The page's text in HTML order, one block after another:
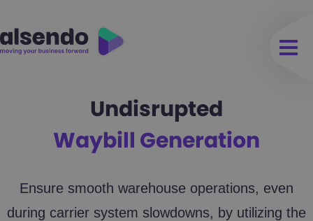
Undisrupted
Waybill Generation
Ensure smooth warehouse operations, even
during carrier system slowdowns, by utilizing the